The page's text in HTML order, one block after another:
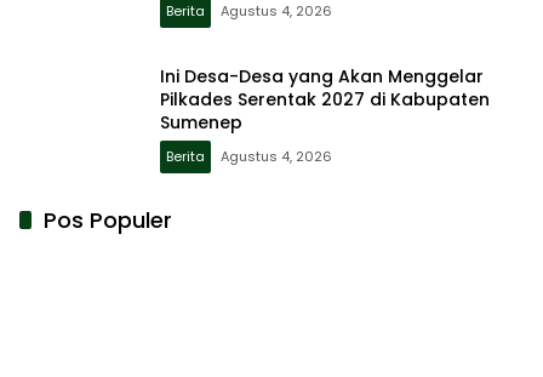
Berita Agustus 4, 2026
Ini Desa-Desa yang Akan Menggelar
Pilkades Serentak 2027 di Kabupaten
Sumenep
Berita Agustus 4, 2026
Pos Populer